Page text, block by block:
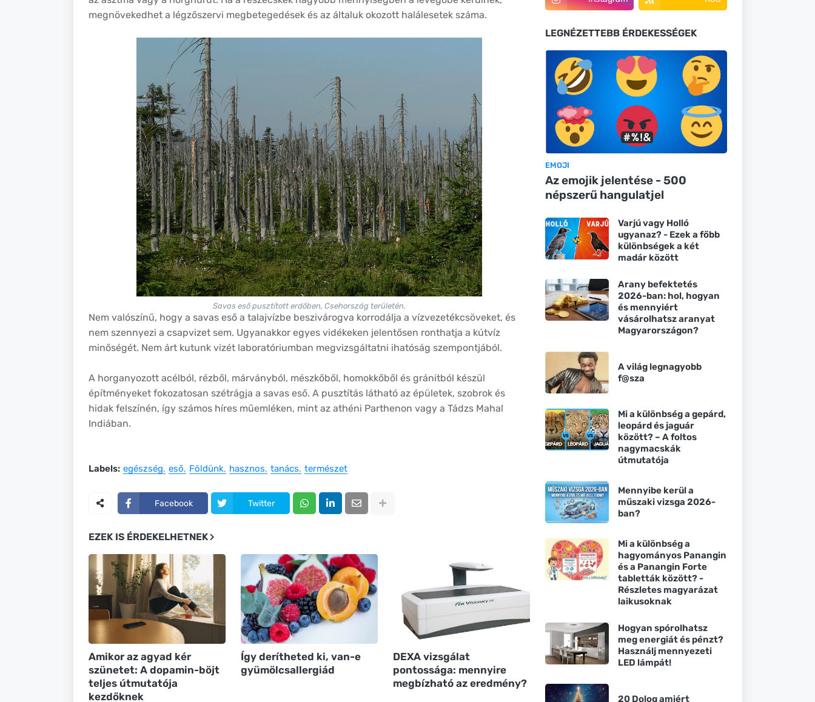
megnövekedhet a légzőszervi megbetegedések és az általuk okozott halálesetek száma.
Savas eső pusztított erdőben, Csehország területén.
Nem valószínű, hogy a savas eső a talajvízbe beszivárogva korrodálja a vízvezetékcsöveket, és
nem szennyezi a csapvizet sem. Ugyanakkor egyes vidékeken jelentősen ronthatja a kútvíz
minőségét. Nem árt kutunk vizét laboratóriumban megvizsgáltatni ihatóság szempontjából.
A horganyozott acélból, rézből, márványból, mészkőből, homokkőből és gránitból készül
építményeket fokozatosan szétrágja a savas eső. A pusztítás látható az épületek, szobrok és
hidak felszínén, így számos híres műemléken, mint az athéni Parthenon vagy a Tádzs Mahal
Indiában.
Labels: egészség eső Földünk hasznos tanács természet
Facebook Twitter
EZEK IS ÉRDEKELHETNEK
Amikor az agyad kér
szünetet: A dopamin-böjt
teljes útmutatója
kezdőknek
Így derítheted ki, van-e
gyümölcsallergiád
DEXA vizsgálat
pontossága: mennyire
megbízható az eredmény?
LEGNÉZETTEBB ÉRDEKESSÉGEK
EMOJI
Az emojik jelentése - 500
népszerű hangulatjel
Varjú vagy Holló
ugyanaz? - Ezek a főbb
különbségek a két
madár között
Arany befektetés
2026-ban: hol, hogyan
és mennyiért
vásárolhatsz aranyat
Magyarországon?
A világ legnagyobb
f@sza
Mi a különbség a gepárd,
leopárd és jaguár
között? – A foltos
nagymacskák
útmutatója
Mennyibe kerül a
műszaki vizsga 2026-
ban?
Mi a különbség a
hagyományos Panangin
és a Panangin Forte
tabletták között? -
Részletes magyarázat
laikusoknak
Hogyan spórolhatsz
meg energiát és pénzt?
Használj mennyezeti
LED lámpát!
20 Dolog amiért